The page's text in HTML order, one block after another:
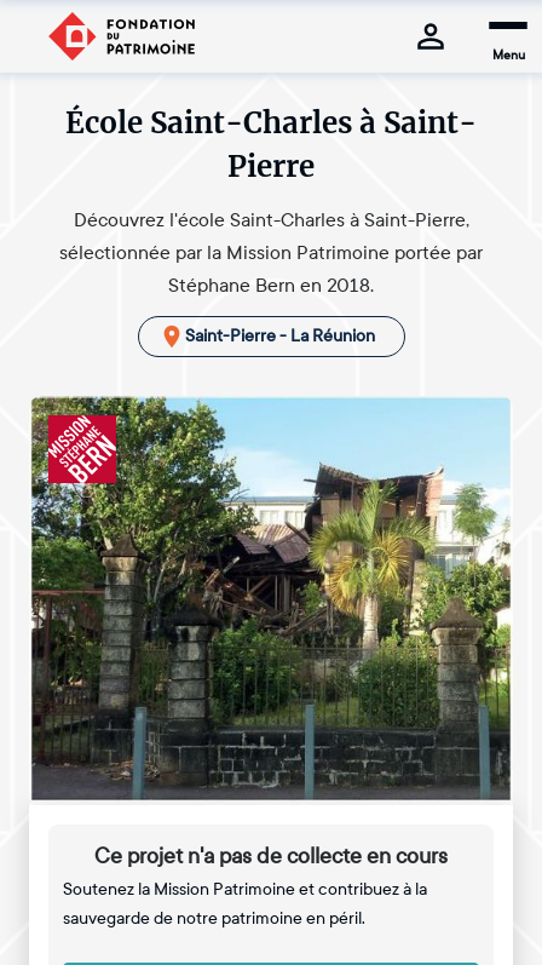
Menu
École Saint-Charles à Saint-
Pierre
Découvrez l'école Saint-Charles à Saint-Pierre,
sélectionnée par la Mission Patrimoine portée par
Stéphane Bern en 2018.
Saint-Pierre - La Réunion
Ce projet n'a pas de collecte en cours
Soutenez la Mission Patrimoine et contribuez à la
sauvegarde de notre patrimoine en péril.